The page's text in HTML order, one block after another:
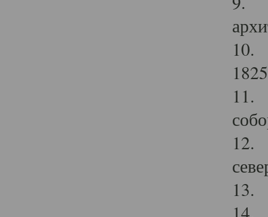
10.
11.
12.
13.